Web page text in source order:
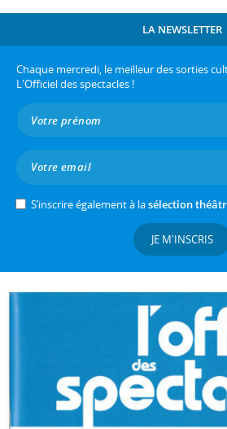
LA NEWSLETTER
Chaque mercredi, le meilleur des sorties
L'Officiel des spectacles !
S’inscrire également à lasélection
JE M'INSCRIS